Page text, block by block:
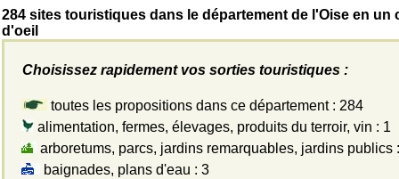
284 sites touristiques dans le département de l'Oise en un
d'oeil
Choisissez rapidement vos sorties touristiques :
toutes les propositions dans ce département : 284
alimentation, fermes, élevages, produits du terroir, vin : 1
arboretums, parcs, jardins remarquables, jardins publics
baignades, plans d'eau : 3